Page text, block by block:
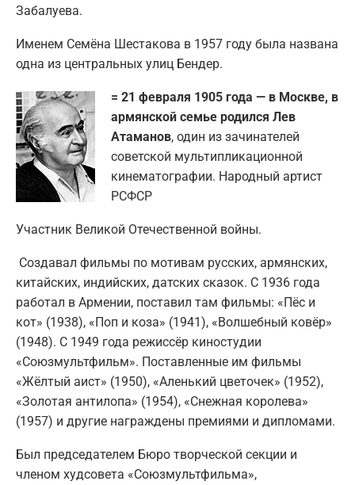
Забалуева.
Именем Семёна Шестакова в 1957 году была названа
одна из центральных улиц Бендер.
= 21 февраля 1905 года — в Москве, в
армянской семье родился Лев
Атаманов, один из зачинателей
советской мультипликационной
кинематографии. Народный артист
РСФСР
Участник Великой Отечественной войны.
Создавал фильмы по мотивам русских, армянских,
китайских, индийских, датских сказок. С 1936 года
работал в Армении, поставил там фильмы: «Пёс и
кот» (1938), «Поп и коза» (1941), «Волшебный ковёр»
(1948). С 1949 года режиссёр киностудии
«Союзмультфильм». Поставленные им фильмы
«Жёлтый аист» (1950), «Аленький цветочек» (1952),
«Золотая антилопа» (1954), «Снежная королева»
(1957) и другие награждены премиями и дипломами.
Был председателем Бюро творческой секции и
членом худсовета «Союзмультфильма»,